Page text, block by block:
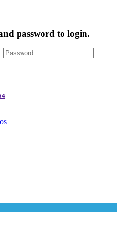
password to login.